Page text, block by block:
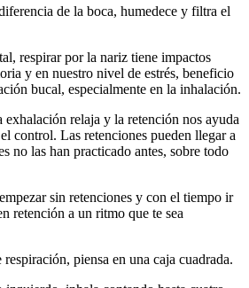
de la boca, humedece y filtra el
respirar por la nariz tiene impactos
y en nuestro nivel de estrés, beneficio
bucal, especialmente en la inhalación.
relaja y la retención nos ayuda
control. Las retenciones pueden llegar a
no las han practicado antes, sobre todo
sin retenciones y con el tiempo ir
retención a un ritmo que te sea
piensa en una caja cuadrada.